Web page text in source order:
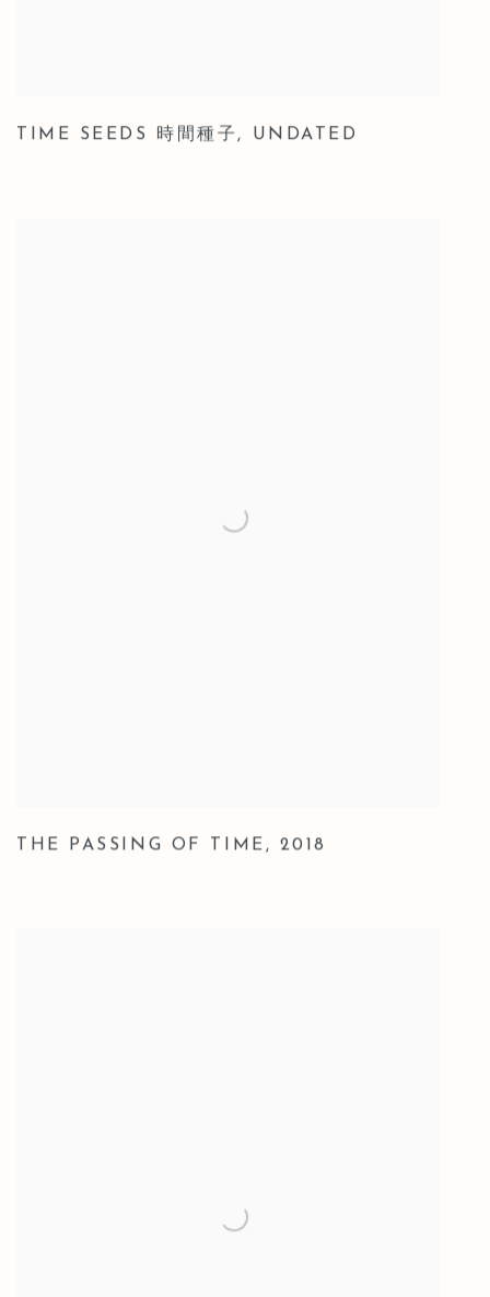
TIME SEEDS 時間種子, UNDATED
THE PASSING OF TIME , 2018